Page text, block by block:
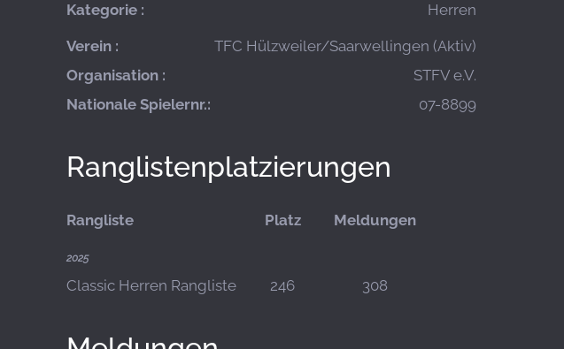
Kategorie : Herren
Verein :
TFC Hülzweiler/Saarwellingen (Aktiv)
Organisation :
STFV e.V.
Nationale Spielernr.:
07-8899
Ranglistenplatzierungen
Rangliste Platz Meldungen
2025
Classic Herren Rangliste 246 308